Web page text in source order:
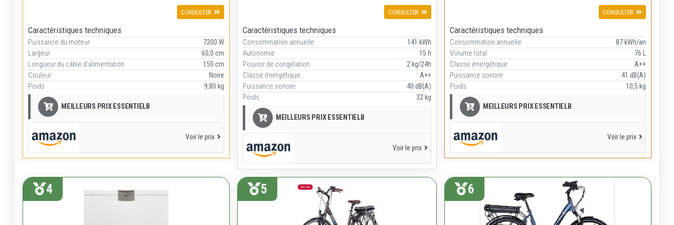
CONSULTER
Caractéristiques techniques
Puissance du moteur
7200 W
Largeur
60,0 cm
Longueur du câble d’alimentation
150 cm
Couleur
Noire
Poids
9,80 kg
MEILLEURS PRIX ESSENTIELB
Voir le prix
CONSULTER
Caractéristiques techniques
Consommation annuelle
141 kWh
Autonomie
15 h
Pouvoir de congélation
2 kg/24h
Classe énergétique
A++
Puissance sonore
40 dB(A)
Poids
32 kg
MEILLEURS PRIX ESSENTIELB
Voir le prix
CONSULTER
Caractéristiques techniques
Consommation annuelle
87 kWh/an
Volume total
76 L
Classe énergétique
A++
Puissance sonore
41 dB(A)
Poids
10,5 kg
MEILLEURS PRIX ESSENTIELB
Voir le prix
4 5 6